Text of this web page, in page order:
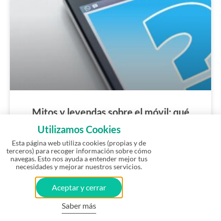
Mitos y leyendas sobre el móvil: qué
debemos creer y qué no
💬​ ¿Necesitas ayuda?
Utilizamos Cookies
Esta página web utiliza cookies (propias y de
terceros) para recoger información sobre cómo
navegas. Esto nos ayuda a entender mejor tus
necesidades y mejorar nuestros servicios.
Aceptar y cerrar
Saber más